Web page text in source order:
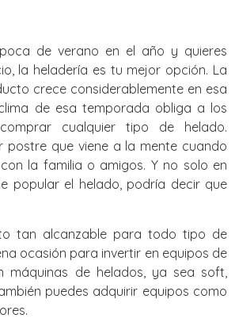
de verano en el año y quieres
la heladería es tu mejor opción. La
crece considerablemente en esa
de esa temporada obliga a los
cualquier tipo de helado.
postre que viene a la mente cuando
la familia o amigos. Y no solo en
popular el helado, podría decir que
tan alcanzable para todo tipo de
ocasión para invertir en equipos de
máquinas de helados, ya sea soft,
puedes adquirir equipos como